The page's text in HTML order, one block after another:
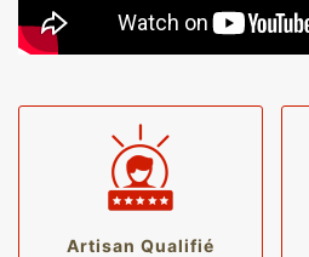
Artisan Qualifié